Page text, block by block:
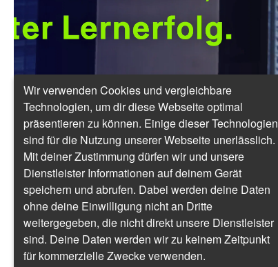
Wir verwenden Cookies und vergleichbare
Technologien, um dir diese Webseite optimal
präsentieren zu können. Einige dieser Technologien
sind für die Nutzung unserer Webseite unerlässlich.
Mit deiner Zustimmung dürfen wir und unsere
Dienstleister Informationen auf deinem Gerät
speichern und abrufen. Dabei werden deine Daten
ohne deine Einwilligung nicht an Dritte
weitergegeben, die nicht direkt unsere Dienstleister
sind. Deine Daten werden wir zu keinem Zeitpunkt
für kommerzielle Zwecke verwenden.